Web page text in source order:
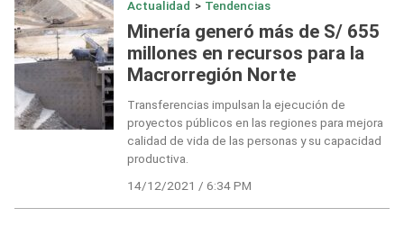
Actualidad > Tendencias
Minería generó más de S/ 655
millones en recursos para la
Macrorregión Norte
Transferencias impulsan la ejecución de
proyectos públicos en las regiones para mejora
calidad de vida de las personas y su capacidad
productiva.
14/12/2021 / 6:34 PM